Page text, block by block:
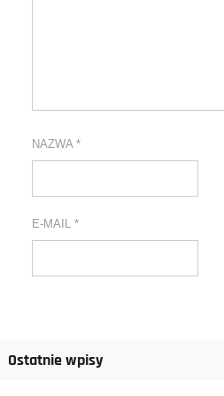
NAZWA *
E-MAIL *
Ostatnie wpisy